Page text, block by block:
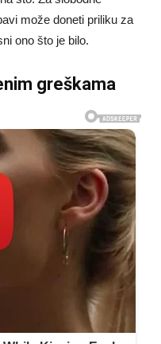
može doneti priliku za
ono što je bilo.
greškama